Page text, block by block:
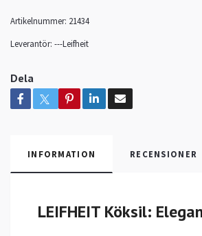
Artikelnummer: 21434
Leverantör: ---Leifheit
Dela
INFORMATION RECENSIONER
LEIFHEIT Köksil: